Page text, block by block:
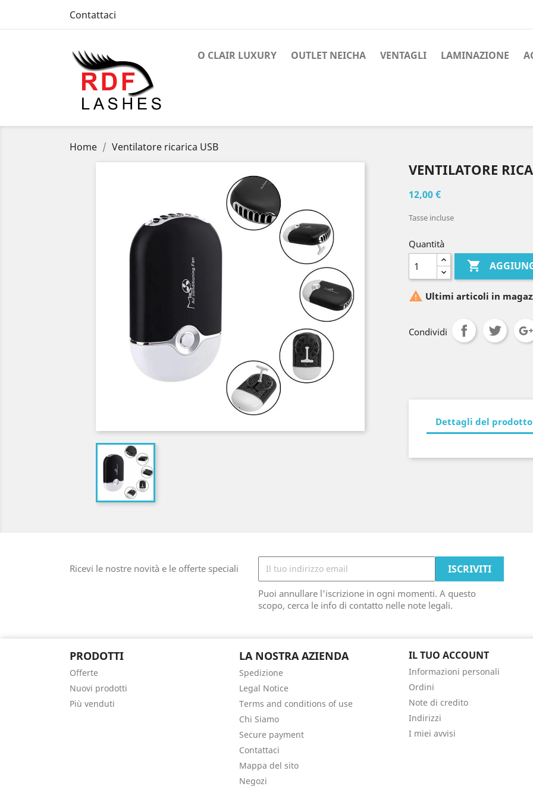
Contattaci
O CLAIR LUXURY OUTLET NEICHA VENTAGLI LAMINAZIONE
Home Ventilatore ricarica USB
VENTILATORE
12,00 €
Tasse incluse
Quantità

 Ultimi articoli in
Condividi
Dettagli del prodotto
Ricevi le nostre novità e le offerte speciali
Puoi annullare l'iscrizione in ogni momenti. A questo
scopo, cerca le info di contatto nelle note legali.
PRODOTTI
Offerte
Nuovi prodotti
Più venduti
LA NOSTRA AZIENDA
Spedizione
Legal Notice
Terms and conditions of use
Chi Siamo
Secure payment
Contattaci
Mappa del sito
Negozi
IL TUO ACCOUNT
Informazioni personali
Ordini
Note di credito
Indirizzi
I miei avvisi